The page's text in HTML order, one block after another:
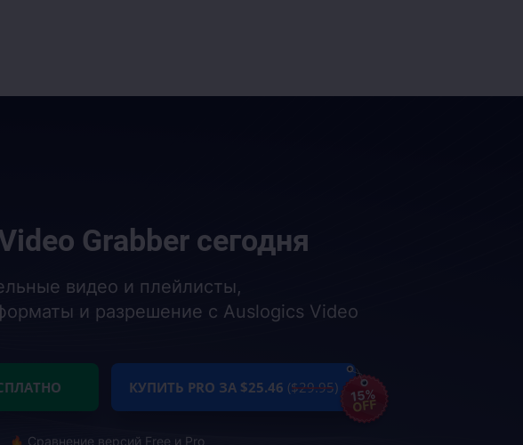
Grabber сегодня
видео и плейлисты,
и разрешение с Auslogics Video
КУПИТЬ PRO ЗА $25.46 ($29.95) 15%
OFF
Сравнение версий Free и Pro